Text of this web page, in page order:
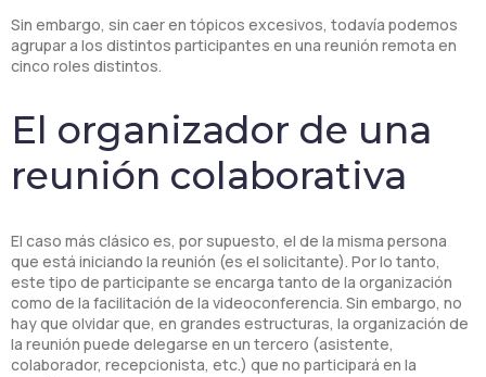
Sin embargo, sin caer en tópicos excesivos, todavía podemos
agrupar a los distintos participantes en una reunión remota en
cinco roles distintos.
El organizador de una
reunión colaborativa
El caso más clásico es, por supuesto, el de la misma persona
que está iniciando la reunión (es el solicitante). Por lo tanto,
este tipo de participante se encarga tanto de la organización
como de la facilitación de la videoconferencia. Sin embargo, no
hay que olvidar que, en grandes estructuras, la organización de
la reunión puede delegarse en un tercero (asistente,
colaborador, recepcionista, etc.) que no participará en la